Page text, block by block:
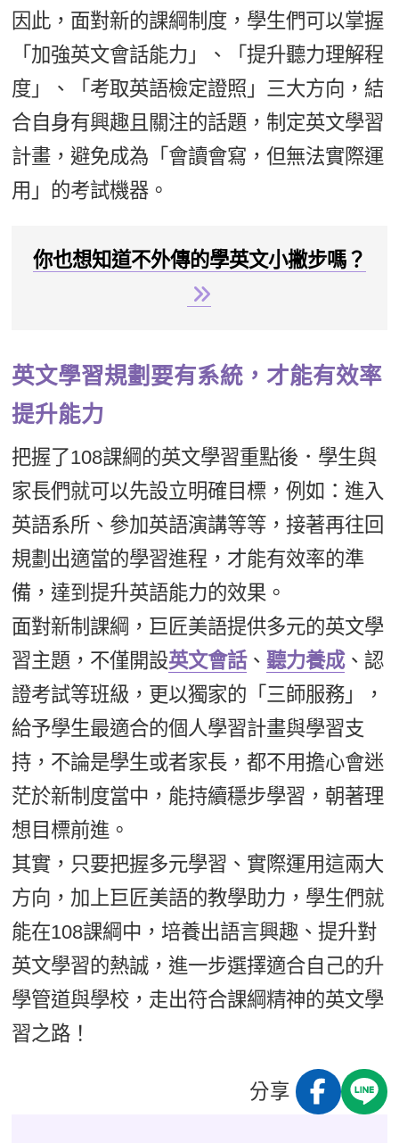
因此，面對新的課綱制度，學生們可以掌握
「加強英文會話能力」、「提升聽力理解程
度」、「考取英語檢定證照」三大方向，結
合自身有興趣且關注的話題，制定英文學習
計畫，避免成為「會讀會寫，但無法實際運
用」的考試機器。
你也想知道不外傳的學英文小撇步嗎？
英文學習規劃要有系統，才能有效率
提升能力
把握了108課綱的英文學習重點後．學生與
家長們就可以先設立明確目標，例如：進入
英語系所、參加英語演講等等，接著再往回
規劃出適當的學習進程，才能有效率的準
備，達到提升英語能力的效果。
面對新制課綱，巨匠美語提供多元的英文學
習主題，不僅開設英文會話、聽力養成、認
證考試等班級，更以獨家的「三師服務」，
給予學生最適合的個人學習計畫與學習支
持，不論是學生或者家長，都不用擔心會迷
茫於新制度當中，能持續穩步學習，朝著理
想目標前進。
其實，只要把握多元學習、實際運用這兩大
方向，加上巨匠美語的教學助力，學生們就
能在108課綱中，培養出語言興趣、提升對
英文學習的熱誠，進一步選擇適合自己的升
學管道與學校，走出符合課綱精神的英文學
習之路！
分享